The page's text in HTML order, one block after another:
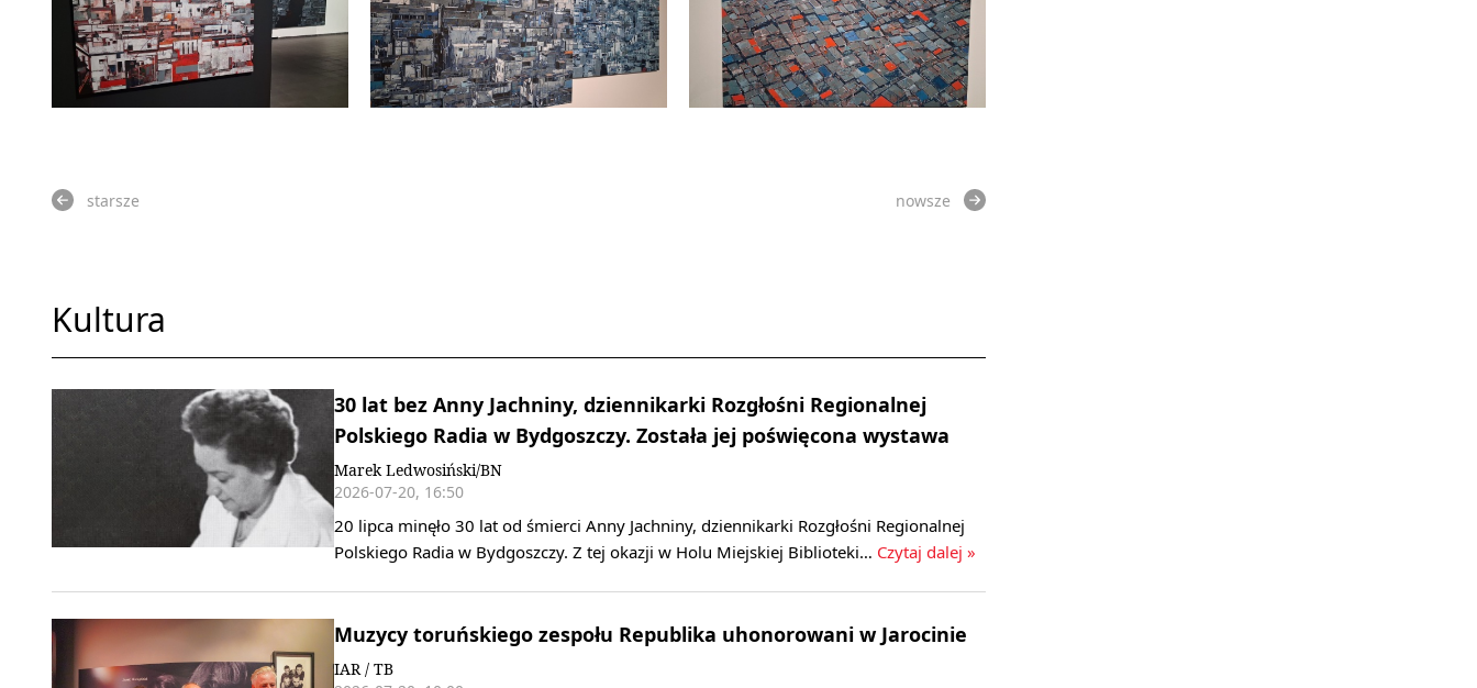
starsze nowsze
Kultura
30 lat bez Anny Jachniny, dziennikarki Rozgłośni Regionalnej
Polskiego Radia w Bydgoszczy. Została jej poświęcona wystawa
Marek Ledwosiński/BN
2026-07-20, 16:50
20 lipca minęło 30 lat od śmierci Anny Jachniny, dziennikarki Rozgłośni Regionalnej
Polskiego Radia w Bydgoszczy. Z tej okazji w Holu Miejskiej Biblioteki… Czytaj dalej »
Muzycy toruńskiego zespołu Republika uhonorowani w Jarocinie
IAR / TB